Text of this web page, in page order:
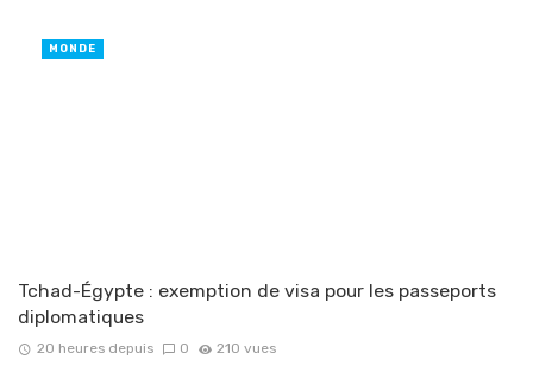
Tchad-Égypte : exemption de visa pour les passeports
diplomatiques
20 heures depuis 0 210 vues
MONDE